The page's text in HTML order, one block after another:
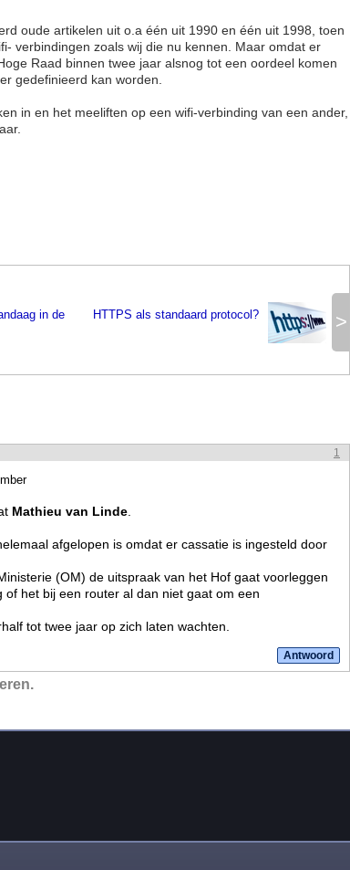
oude artikelen uit o.a één uit 1990 en één uit 1998, toen
verbindingen zoals wij die nu kennen. Maar omdat er
Raad binnen twee jaar alsnog tot een oordeel komen
gedefinieerd kan worden.
in en het meeliften op een wifi-verbinding van een ander,
in de
>
HTTPS als standaard protocol?
1
Mathieu van Linde
afgelopen is omdat er cassatie is ingesteld door
(OM) de uitspraak van het Hof gaat voorleggen
het bij een router al dan niet gaat om een
tot twee jaar op zich laten wachten.